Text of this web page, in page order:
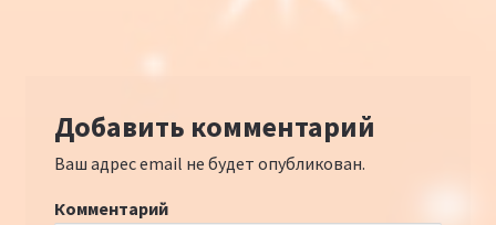
Добавить комментарий
Ваш адрес email не будет опубликован.
Комментарий